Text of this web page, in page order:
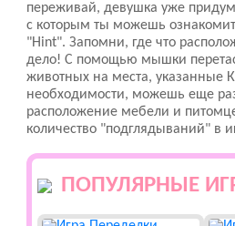
переживай, девушка уже
с которым ты можешь
"Hint". Запомни, где что
дело! С помощью мышки
животных на места, указанные
необходимости, можешь еще
расположение мебели и
количество "подглядываний" в
ПОПУЛЯРНЫЕ